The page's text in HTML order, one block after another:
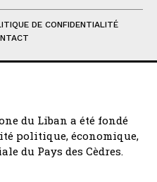
DE CONFIDENTIALITÉ
du Liban a été fondé
politique, économique,
du Pays des Cèdres.